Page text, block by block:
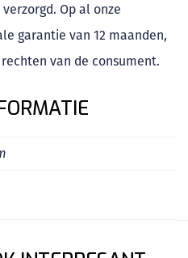
Op al onze
garantie van 12 maanden,
van de consument.